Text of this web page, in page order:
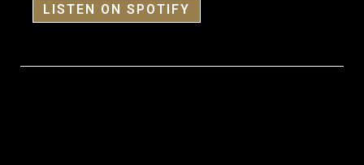
LISTEN ON SPOTIFY